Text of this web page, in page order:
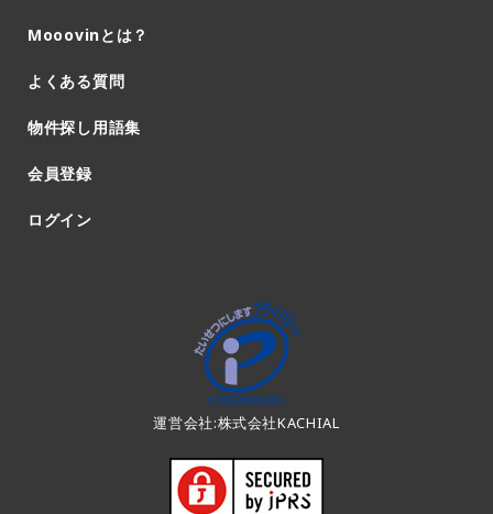
Mooovinとは？
よくある質問
物件探し用語集
会員登録
ログイン
運営会社:株式会社KACHIAL